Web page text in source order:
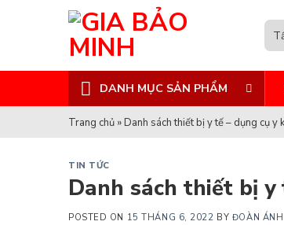
DANH MỤC SẢN PHẨM
Trang chủ » Danh sách thiết bị y tế – dụng cụ y
TIN TỨC
Danh sách thiết bị y
POSTED ON 15 THÁNG 6, 2022 BY ĐOÀN ÁNH